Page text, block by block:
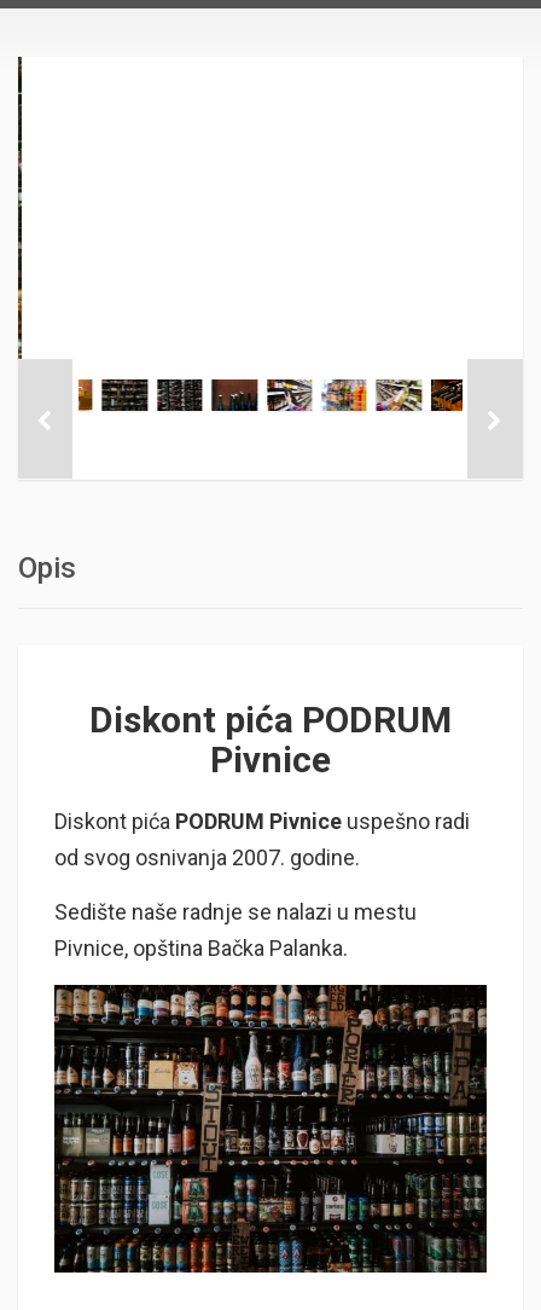
Opis
Diskont pića PODRUM
Pivnice
Diskont pića PODRUM Pivnice uspešno radi
od svog osnivanja 2007. godine.
Sedište naše radnje se nalazi u mestu
Pivnice, opština Bačka Palanka.